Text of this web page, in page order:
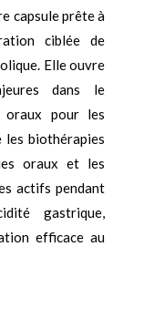
capsule prête à
ciblée de
Elle ouvre
dans le
oraux pour les
les biothérapies
oraux et les
actifs pendant
gastrique,
efficace au